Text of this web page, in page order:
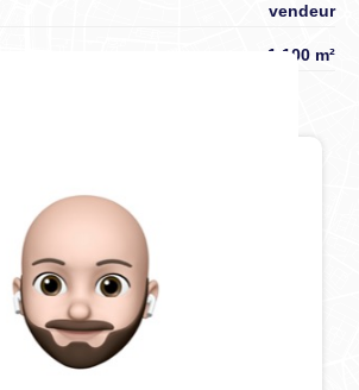
vendeur
1 100 m²